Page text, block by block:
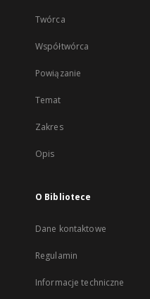
Twórca
Współtwórca
Powiązanie
Temat
Zakres
Opis
O Bibliotece
Dane kontaktowe
Regulamin
Informacje techniczne